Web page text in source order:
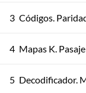
3 Códigos.
4 Mapas K.
5 Decodificador.